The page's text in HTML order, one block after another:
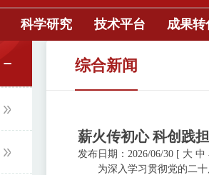
科学研究 技术平台 成果转
综合新闻
薪火传初心 科创践
发布日期：2026/06/30 [ 大 中
为深入学习贯彻党的二